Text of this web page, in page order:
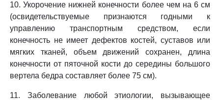
10. Укорочение нижней конечности более чем на 6 см
(освидетельствуемые признаются годными к
управлению транспортным средством, если
конечность не имеет дефектов костей, суставов или
мягких тканей, объем движений сохранен, длина
конечности от пяточной кости до середины большого
вертела бедра составляет более 75 см).
11. Заболевание любой этиологии, вызывающее